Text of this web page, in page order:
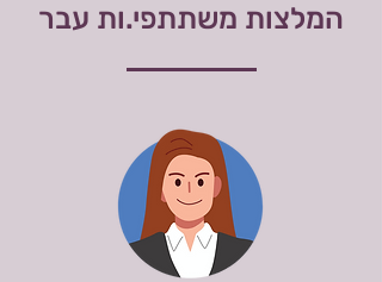
המלצות משתתפי.ות עבר